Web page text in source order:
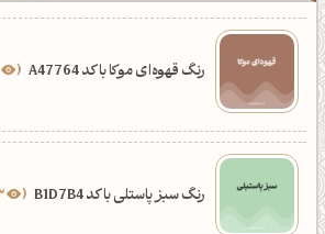
رنگ قهوه‌ای موکا با کد A47764
رنگ سبز پاستلی با کد B1D7B4 20,303